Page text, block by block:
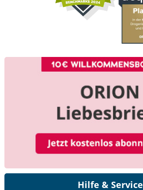
Hilfe & Service